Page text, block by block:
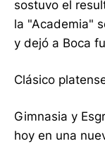
sostuvo el
la "Academia"
y dejó a Boca
Clásico
Gimnasia y
hoy en una